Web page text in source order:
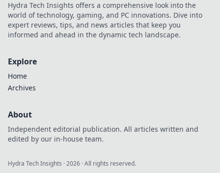
die Spieler
begeistern!
Hydra Tech Insights offers a comprehensive look into the
world of technology, gaming, and PC innovations. Dive into
expert reviews, tips, and news articles that keep you
informed and ahead in the dynamic tech landscape.
Explore
Home
Archives
About
Independent editorial publication. All articles written and
edited by our in-house team.
Hydra Tech Insights ·2026 · All rights reserved.